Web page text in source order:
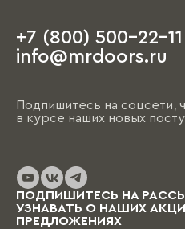
+7 (800) 500-22-11
info@mrdoors.ru
Подпишитесь на соцсети,
в курсе наших новых
ПОДПИШИТЕСЬ НА
УЗНАВАТЬ О НАШИХ
ПРЕДЛОЖЕНИЯХ